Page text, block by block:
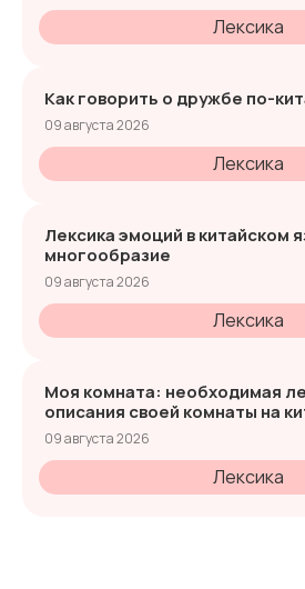
Лексика
Как говорить о дружбе по-
09 августа 2026
Лексика
Лексика эмоций в китайском
многообразие
09 августа 2026
Лексика
Моя комната: необходимая
описания своей комнаты на
09 августа 2026
Лексика